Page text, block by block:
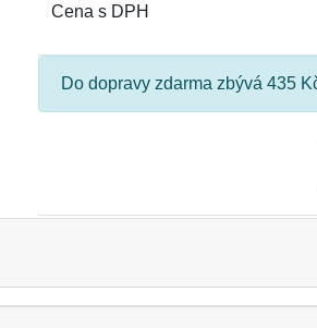
Cena s DPH
Do dopravy zdarma zbývá 435